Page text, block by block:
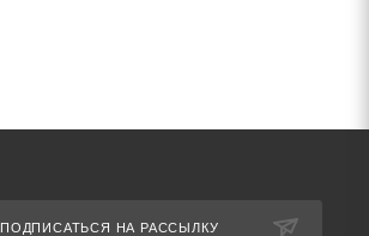
ПОДПИСАТЬСЯ НА РАССЫЛКУ